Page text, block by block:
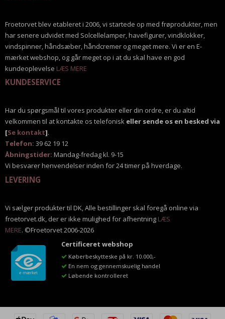
Froetorvet blev etableret i 2006, vi startede op med frøprodukter, men
har senere udvidet med Solcellelamper, havefigurer, vindklokker,
vindspinner, håndsæber, håndcremer og meget mere. Vi er en E-
mærket webshop, og går meget op i at du skal have en god
kundeoplevelse LÆS MERE
KUNDESERVICE
Har du spørgsmål til vores produkter eller din ordre, er du altid
velkommen til at kontakte os telefonisk eller sende os en besked via
[Se kontakt].
Telefon: 39 62 19 12
Åbningstider: Mandag-fredag kl. 9-15
Vi besvarer henvendelser inden for 24 timer på hverdage.
LEVERING
Vi sælger produkter til DK, Alle bestillinger skal foregå online via
froetorvet.dk, der er ikke mulighed for afhentning LÆS
MERE. ©Froetorvet 2006-2026
Certificeret webshop
Køberbeskytteske på kr. 10.000,-
En nem og gennemskuelig handel
Løbende kontrolleret